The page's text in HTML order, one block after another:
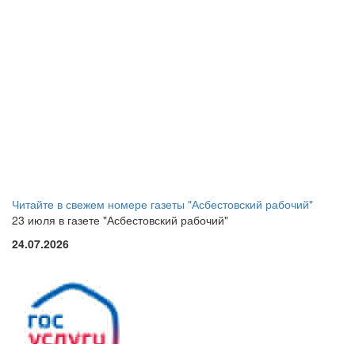
Читайте в свежем номере газеты "Асбестовский рабочий"
23 июля в газете "Асбестовский рабочий"
24.07.2026